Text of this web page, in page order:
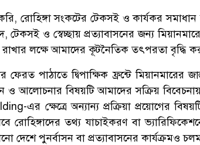
রোহিঙ্গা সংকটের টেকসই ও কার্যকর সমাধান
টেকসই ও স্বেচ্ছায় প্রত্যাবাসনের জন্য
রাখার লক্ষে আমাদের কূটনৈতিক তৎপরতা বৃদ্ধি
ফেরত পাঠাতে দ্বিপাক্ষিক ফ্রন্টে
ও আলোচনার বিষয়টি আমাদের সক্রিয়
এর ক্ষেত্রে অন্যান্য প্রক্রিয়া প্রয়োগের
রোহিঙ্গাদের তথ্য যাচাইকরণ বা
দেশে পুনর্বাসন বা প্রত্যাবাসনের কার্যক্রমও